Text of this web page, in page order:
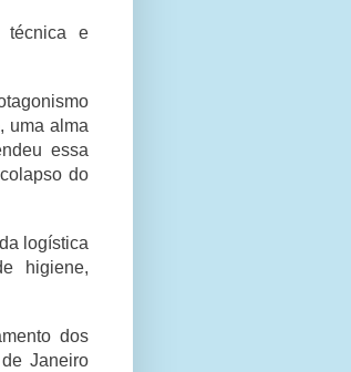
técnica e
uma alma
essa
do
logística
higiene,
dos
Janeiro